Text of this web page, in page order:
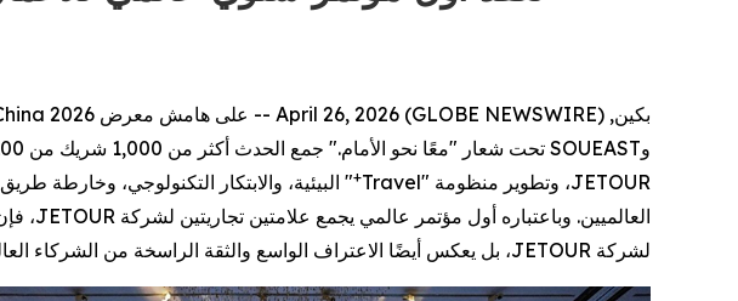
بكين, April 26, 2026 (GLOBE NEWSWIRE) --
JETOUR، وتطوير منظومة "Travel
+
لشركة JETOUR، بل يعكس أيضًا الاعتراف الواسع والثقة الراسخة من الشركاء العالميين في علامتي JETOUR وSOUEAST.